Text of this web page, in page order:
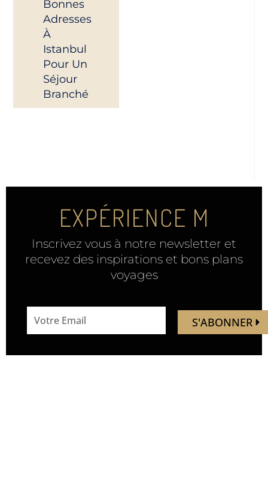
Bonnes
Adresses
À
Istanbul
Pour Un
Séjour
Branché
EXPÉRIENCE M
Inscrivez vous à notre newsletter et
recevez des inspirations et bons plans
voyages
address
S'ABONNER